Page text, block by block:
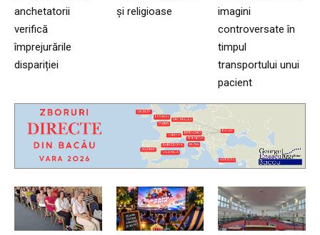
anchetatorii
verifică
împrejurările
dispariției
și religioase
imagini
controversate în
timpul
transportului unui
pacient